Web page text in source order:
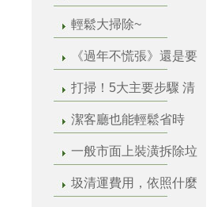
輕鬆大掃除~
《過年不慌張》還是要
打掃！5大主要步驟 清
潔客廳也能輕鬆省時
一般市面上裝潢拆除垃
圾清運費用，依照什麼